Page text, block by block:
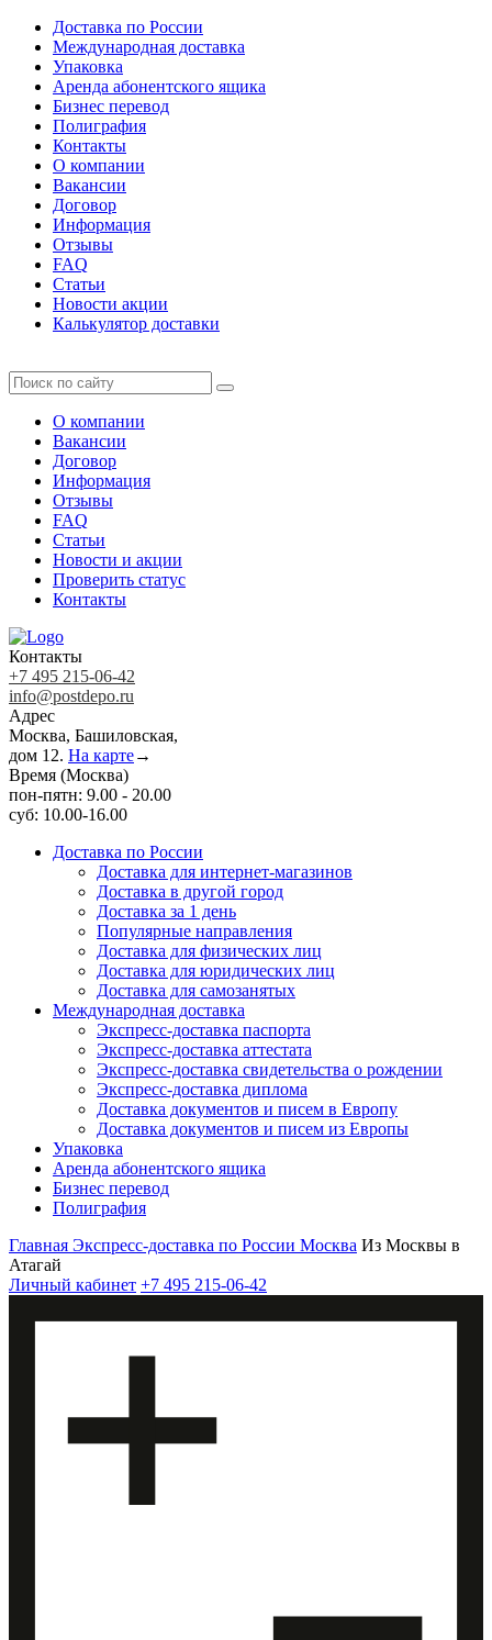
Доставка по России
Международная доставка
Упаковка
Аренда абонентского ящика
Бизнес перевод
Полиграфия
Контакты
О компании
Вакансии
Договор
Информация
Отзывы
FAQ
Статьи
Новости акции
Калькулятор доставки
О компании
Вакансии
Договор
Информация
Отзывы
FAQ
Статьи
Новости и акции
Проверить статус
Контакты
Контакты
+7 495 215-06-42
info@postdepo.ru
Адрес
Москва, Башиловская,
дом 12. На карте→
Время (Москва)
пон-пятн: 9.00 - 20.00
суб: 10.00-16.00
Доставка по России
Доставка для интернет-магазинов
Доставка в другой город
Доставка за 1 день
Популярные направления
Доставка для физических лиц
Доставка для юридических лиц
Доставка для самозанятых
Международная доставка
Экспресс-доставка паспорта
Экспресс-доставка аттестата
Экспресс-доставка свидетельства о рождении
Экспресс-доставка диплома
Доставка документов и писем в Европу
Доставка документов и писем из Европы
Упаковка
Аренда абонентского ящика
Бизнес перевод
Полиграфия
Главная Экспресс-доставка по России Москва Из Москвы в
Атагай
Личный кабинет +7 495 215-06-42